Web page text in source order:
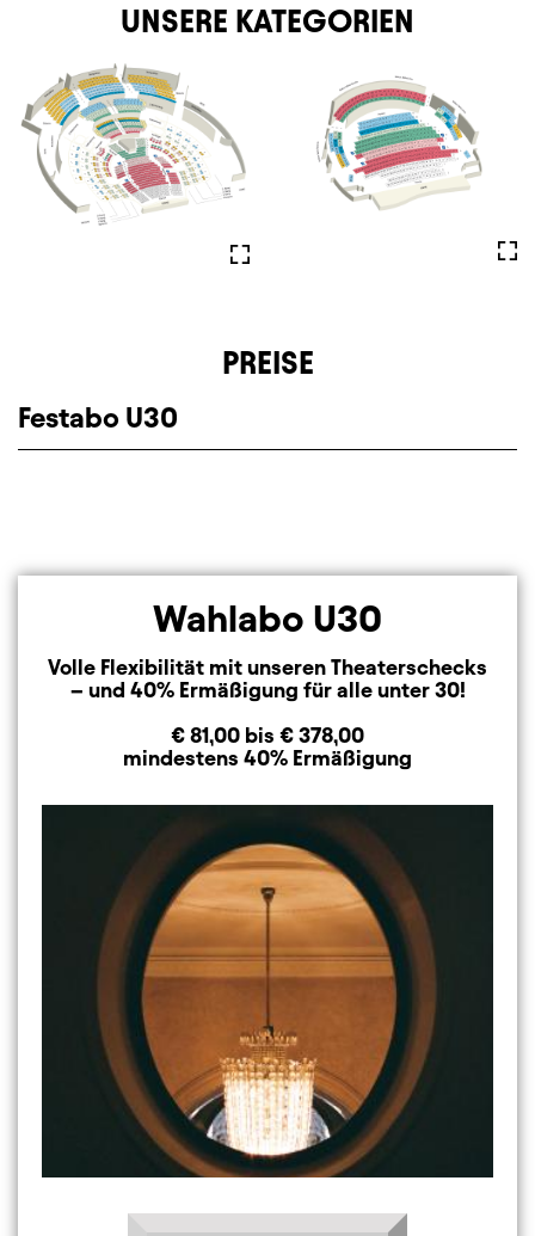
UNSERE KATEGORIEN
Fullscreen
PREISE
Festabo U30
Wahlabo U30
Volle Flexibilität mit unseren Theaterschecks
– und 40% Ermäßigung für alle unter 30!
€ 81,00 bis € 378,00
mindestens 40% Ermäßigung